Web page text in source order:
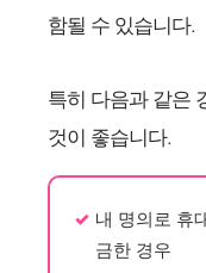
함될 수 있습니다.
특히 다음과 같은
것이 좋습니다.
내 명의로 휴
금한 경우